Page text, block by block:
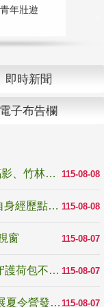
年壯遊
即時新聞
電子布告欄
115-08-08
青年壯遊點精選夏夜限定避暑提案 漫天蝠影、竹林尋蛙、茶香夜觀 邀青年暮色出發
115-08-08
教育家人物典範 發明大王林永禎教授 用自身經歷點亮學生的路
115-08-07
115-08-07
反詐騙宣導_防詐有道，霹靂布袋戲陪你守護荷包不受騙
115-08-07
跨越限制，探索潛能！115年多元潛能發展夏令營發掘生命無限可能